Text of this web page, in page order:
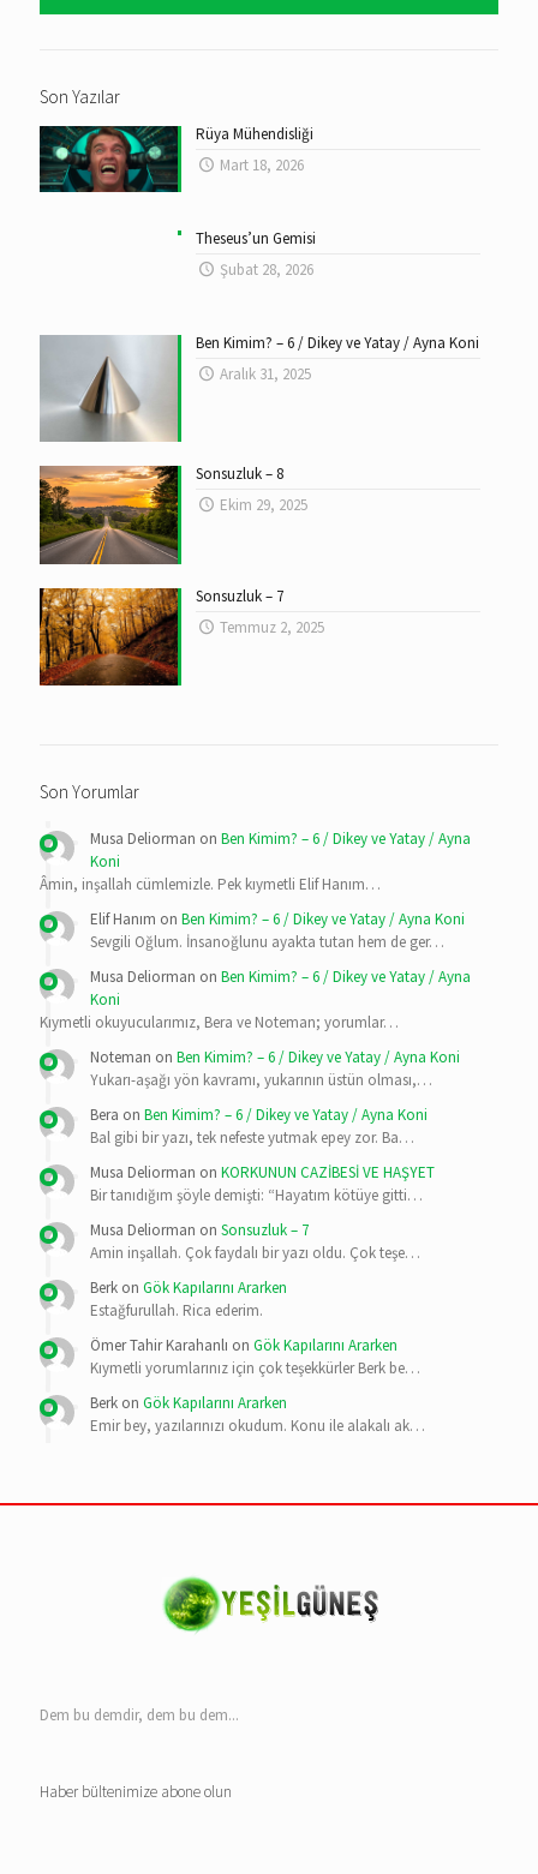
Son Yazılar
Rüya Mühendisliği
Mart 18, 2026
Theseus’un Gemisi
Şubat 28, 2026
Ben Kimim? – 6 / Dikey ve Yatay / Ayna Koni
Aralık 31, 2025
Sonsuzluk – 8
Ekim 29, 2025
Sonsuzluk – 7
Temmuz 2, 2025
Son Yorumlar
Musa Deliorman on Ben Kimim? – 6 / Dikey ve Yatay / Ayna
Koni
Âmin, inşallah cümlemizle. Pek kıymetli Elif Hanım…
Elif Hanım on Ben Kimim? – 6 / Dikey ve Yatay / Ayna Koni
Sevgili Oğlum. İnsanoğlunu ayakta tutan hem de ger…
Musa Deliorman on Ben Kimim? – 6 / Dikey ve Yatay / Ayna
Koni
Kıymetli okuyucularımız, Bera ve Noteman; yorumlar…
Noteman on Ben Kimim? – 6 / Dikey ve Yatay / Ayna Koni
Yukarı-aşağı yön kavramı, yukarının üstün olması,…
Bera on Ben Kimim? – 6 / Dikey ve Yatay / Ayna Koni
Bal gibi bir yazı, tek nefeste yutmak epey zor. Ba…
Musa Deliorman on KORKUNUN CAZİBESİ VE HAŞYET
Bir tanıdığım şöyle demişti: “Hayatım kötüye gitti…
Musa Deliorman on Sonsuzluk – 7
Amin inşallah. Çok faydalı bir yazı oldu. Çok teşe…
Berk on Gök Kapılarını Ararken
Estağfurullah. Rica ederim.
Ömer Tahir Karahanlı on Gök Kapılarını Ararken
Kıymetli yorumlarınız için çok teşekkürler Berk be…
Berk on Gök Kapılarını Ararken
Emir bey, yazılarınızı okudum. Konu ile alakalı ak…
Dem bu demdir, dem bu dem...
Haber bültenimize abone olun